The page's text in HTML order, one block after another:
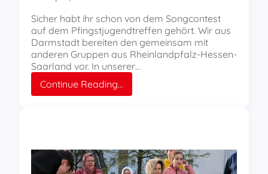
Sicher habt ihr schon von dem Songcontest
auf dem Pfingstjugendtreffen gehört. Wir aus
Darmstadt bereiten den gemeinsam mit
anderen Gruppen aus Rheinlandpfalz-Hessen-
Saarland vor. In unserer…
Continue Reading…
REBELL
den
Songcontest